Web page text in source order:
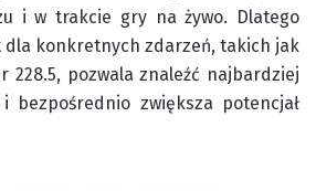
i w trakcie gry na żywo. Dlatego
dla konkretnych zdarzeń, takich jak
228.5, pozwala znaleźć najbardziej
bezpośrednio zwiększa potencjał